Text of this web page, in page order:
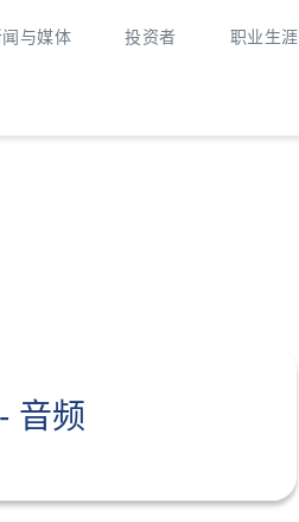
与媒体 投资者 职业生涯
音频